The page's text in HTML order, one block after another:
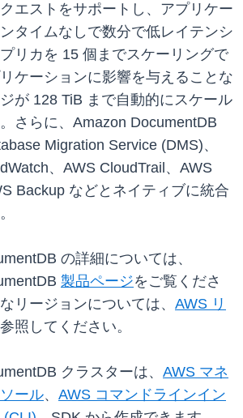
エストをサポートし、アプリケー
タイムなしで数分で低レイテンシ
リカを 15 個までスケーリングで
ケーションに影響を与えることな
が 128 TiB まで自動的にスケール
さらに、Amazon DocumentDB
Migration Service (DMS)、
、AWS CloudTrail、AWS
Backup などとネイティブに統合
の詳細については、
製品ページをご覧くださ
リージョンについては、 AWS リ
照してください。
クラスターは、 AWS マネ
ール、 AWS コマンドラインイン